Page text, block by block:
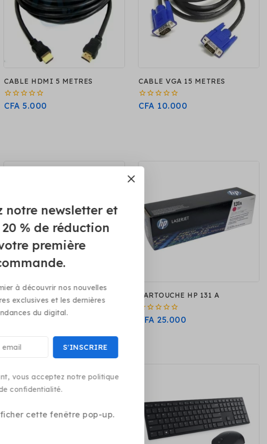
CABLE HDMI 5 METRES
0
CFA 5.000
CABLE VGA 15 METRES
0
CFA 10.000
CARTOUCHE HP 130 A
25.000
CARTOUCHE HP 131 A
CFA 25.000
notre newsletter et
% de réduction
première
à découvrir nos nouvelles
exclusives et les dernières
du digital.
vous acceptez notre politique
confidentialité.
cette fenêtre pop-up.